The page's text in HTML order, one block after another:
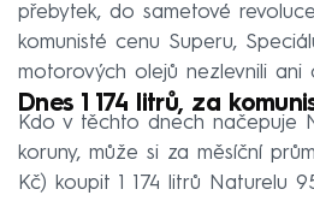
přebytek, do sametové
komunisté cenu Superu,
motorových olejů nezlevnili ani
Dnes 1 174 litrů, za
Kdo v těchto dnech načepuje
koruny, může si za měsíční
Kč) koupit 1 174 litrů Naturelu